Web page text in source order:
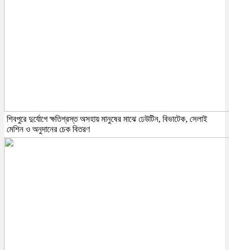
শিবপুরে দুর্যোগে ক্ষতিগ্রস্ত অসহায় মানুষের মাঝে ঢেউটিন, বিভাটেক, সেলাই
মেশিন ও অনুদানের চেক বিতরণ